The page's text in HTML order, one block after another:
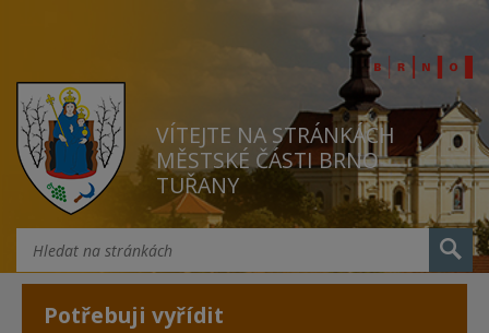
VÍTEJTE NA STRÁNKÁCH
MĚSTSKÉ ČÁSTI BRNO
TUŘANY
Potřebuji vyřídit